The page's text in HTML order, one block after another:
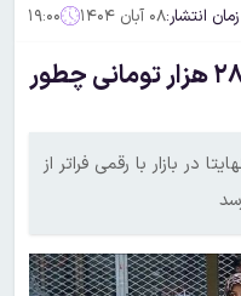
زمان انتشار:۰۸ آبان ۱۴۰۴ ۱۹:۰۰
معمای برنج پاکستانی؛ دلار ۲۸ هزار تومانی چطور
در بازار با رقمی فراتر از